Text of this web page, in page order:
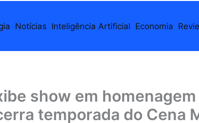
Notícias Inteligência Artificial Economia
show em homenagem
temporada do Cena